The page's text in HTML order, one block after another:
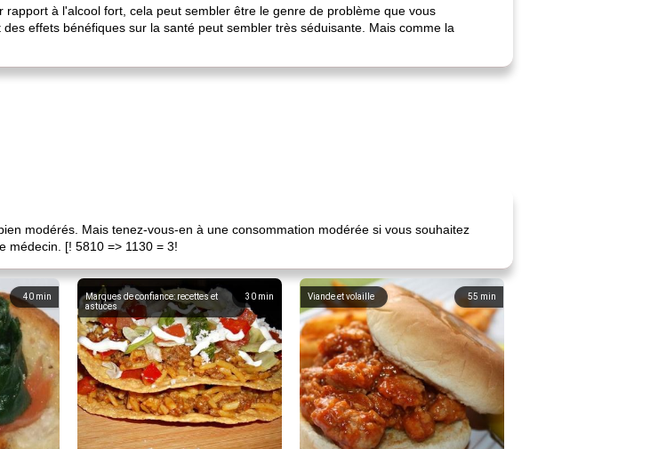
à l'alcool fort, cela peut sembler être le genre de problème que vous
effets bénéfiques sur la santé peut sembler très séduisante. Mais comme la
modérés. Mais tenez-vous-en à une consommation modérée si vous souhaitez
médecin. [! 5810 => 1130 = 3!
40 min 30 min
Marques de confiance: recettes et
astuces
55 min
Viande et volaille